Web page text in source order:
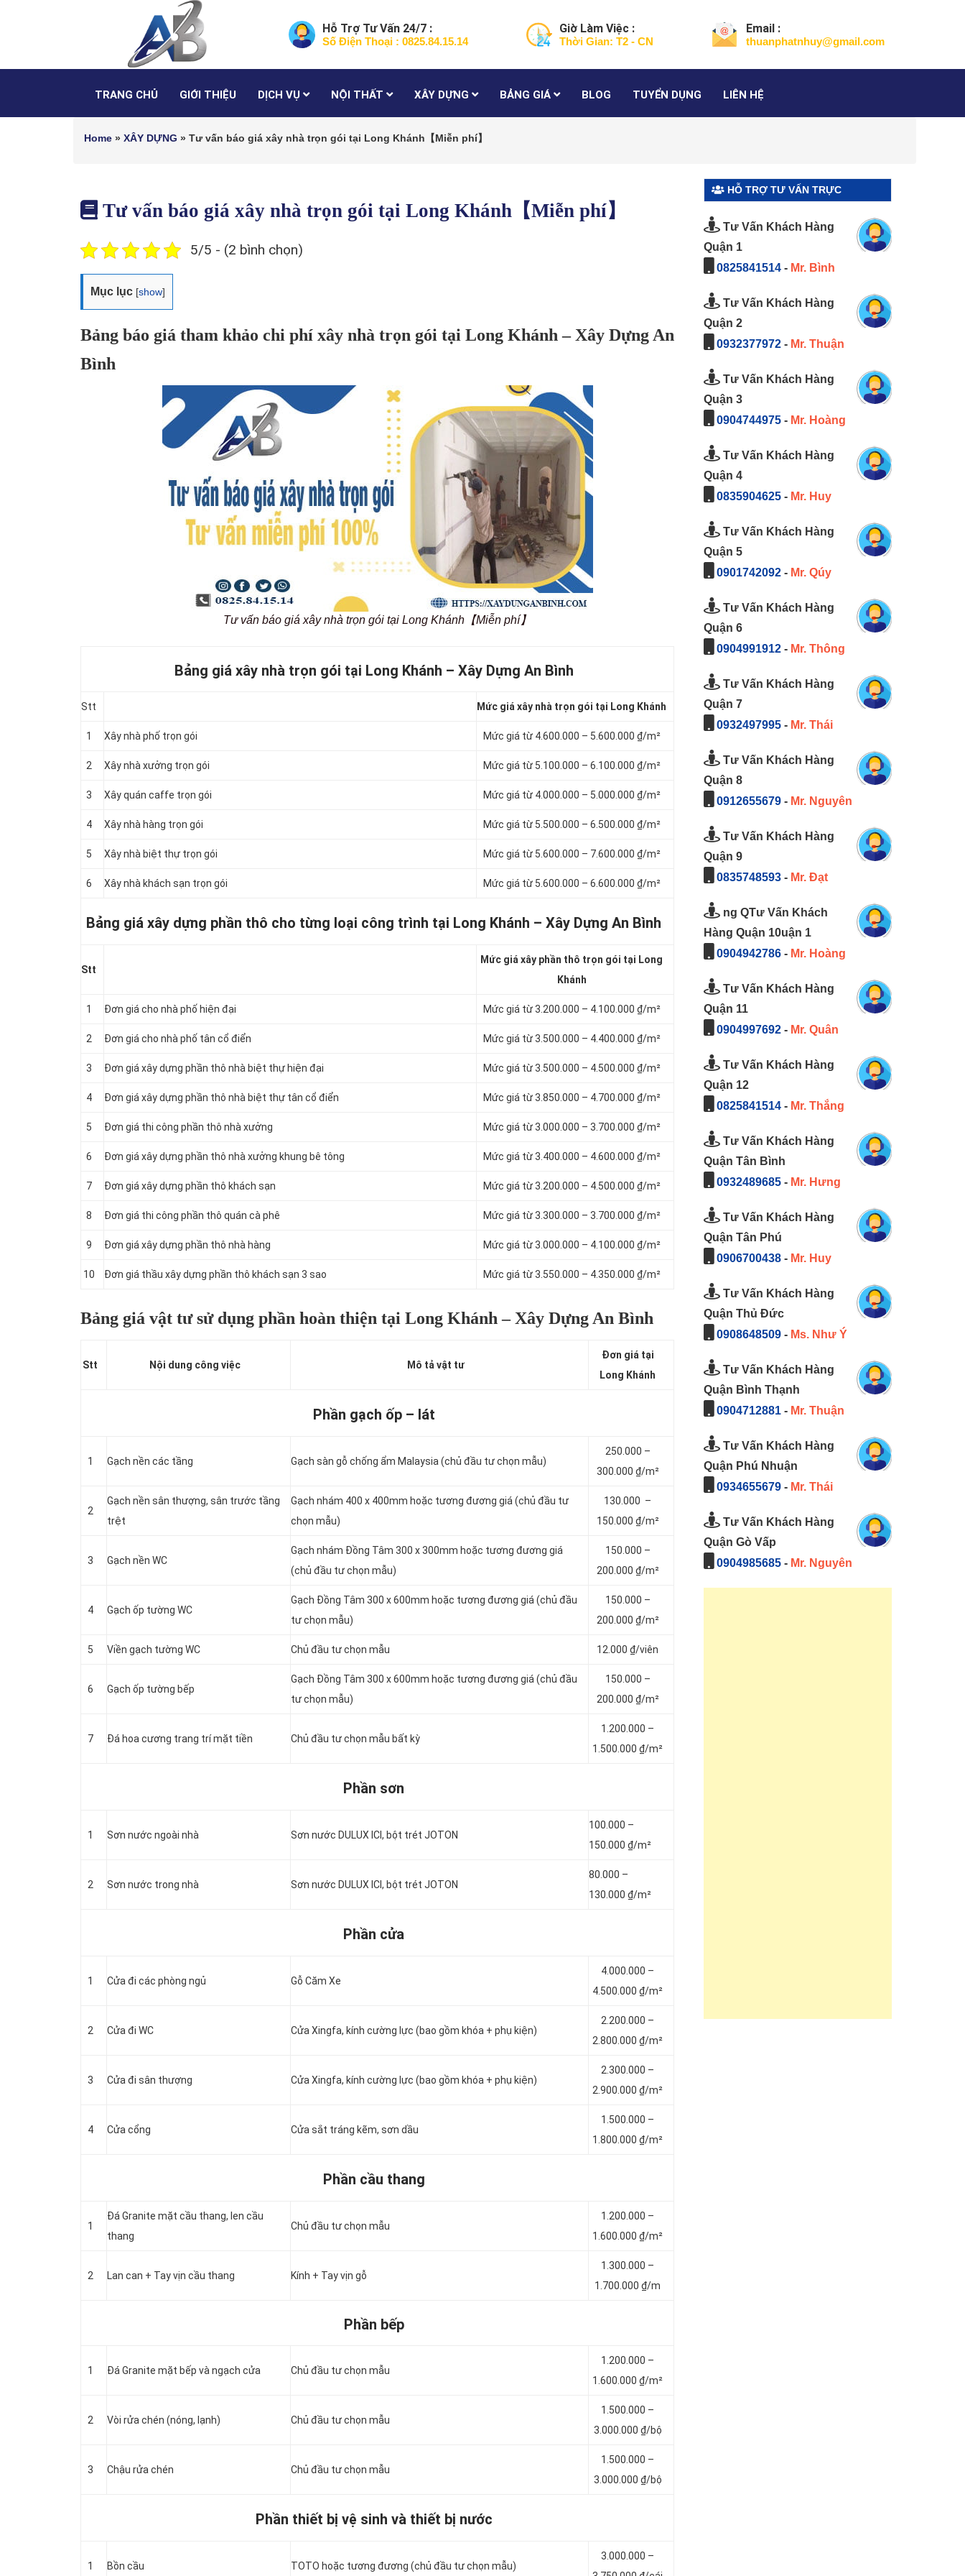
Hỗ Trợ Tư Vấn 24/7 :
Số Điện Thoại : 0825.84.15.14
Giờ Làm Việc :
Thời Gian: T2 - CN
Email :
thuanphatnhuy@gmail.com
TRANG CHỦ GIỚI THIỆU DỊCH VỤ NỘI THẤT XÂY DỰNG BẢNG GIÁ BLOG TUYỂN DỤNG LIÊN HỆ
Home » XÂY DỰNG » Tư vấn báo giá xây nhà trọn gói tại Long Khánh【Miễn phí】
Tư vấn báo giá xây nhà trọn gói tại Long Khánh【Miễn phí】
5/5 - (2 bình chọn)
Mục lục [show]
Bảng báo giá tham khảo chi phí xây nhà trọn gói tại Long Khánh – Xây Dựng An
Bình
Tư vấn báo giá xây nhà trọn gói tại Long Khánh【Miễn phí】
Bảng giá xây nhà trọn gói tại Long Khánh – Xây Dựng An Bình
Stt Mức giá xây nhà trọn gói tại Long Khánh
1 Xây nhà phố trọn gói Mức giá từ 4.600.000 – 5.600.000 ₫/m²
2 Xây nhà xưởng trọn gói Mức giá từ 5.100.000 – 6.100.000 ₫/m²
3 Xây quán caffe trọn gói Mức giá từ 4.000.000 – 5.000.000 ₫/m²
4 Xây nhà hàng trọn gói Mức giá từ 5.500.000 – 6.500.000 ₫/m²
5 Xây nhà biệt thự trọn gói Mức giá từ 5.600.000 – 7.600.000 ₫/m²
6 Xây nhà khách sạn trọn gói Mức giá từ 5.600.000 – 6.600.000 ₫/m²
Bảng giá xây dựng phần thô cho từng loại công trình tại Long Khánh – Xây Dựng An Bình
Stt
Mức giá xây phần thô trọn gói tại Long
Khánh
1 Đơn giá cho nhà phố hiện đại Mức giá từ 3.200.000 – 4.100.000 ₫/m²
2 Đơn giá cho nhà phố tân cổ điển Mức giá từ 3.500.000 – 4.400.000 ₫/m²
3 Đơn giá xây dựng phần thô nhà biệt thự hiện đại Mức giá từ 3.500.000 – 4.500.000 ₫/m²
4 Đơn giá xây dựng phần thô nhà biệt thự tân cổ điển Mức giá từ 3.850.000 – 4.700.000 ₫/m²
5 Đơn giá thi công phần thô nhà xưởng Mức giá từ 3.000.000 – 3.700.000 ₫/m²
6 Đơn giá xây dựng phần thô nhà xưởng khung bê tông Mức giá từ 3.400.000 – 4.600.000 ₫/m²
7 Đơn giá xây dựng phần thô khách sạn Mức giá từ 3.200.000 – 4.500.000 ₫/m²
8 Đơn giá thi công phần thô quán cà phê Mức giá từ 3.300.000 – 3.700.000 ₫/m²
9 Đơn giá xây dựng phần thô nhà hàng Mức giá từ 3.000.000 – 4.100.000 ₫/m²
10 Đơn giá thầu xây dựng phần thô khách sạn 3 sao Mức giá từ 3.550.000 – 4.350.000 ₫/m²
Bảng giá vật tư sử dụng phần hoàn thiện tại Long Khánh – Xây Dựng An Bình
Stt Nội dung công việc Mô tả vật tư
Đơn giá tại
Long Khánh
Phần gạch ốp – lát
1 Gạch nền các tầng Gạch sàn gỗ chống ẩm Malaysia (chủ đầu tư chọn mẫu)
250.000 –
300.000 ₫/m²
2
Gạch nền sân thượng, sân trước tầng
trệt
Gạch nhám 400 x 400mm hoặc tương đương giá (chủ đầu tư
chọn mẫu)
130.000 –
150.000 ₫/m²
3 Gạch nền WC
Gạch nhám Đồng Tâm 300 x 300mm hoặc tương đương giá
(chủ đầu tư chọn mẫu)
150.000 –
200.000 ₫/m²
4 Gạch ốp tường WC
Gạch Đồng Tâm 300 x 600mm hoặc tương đương giá (chủ đầu
tư chọn mẫu)
150.000 –
200.000 ₫/m²
5 Viền gạch tường WC Chủ đầu tư chọn mẫu 12.000 ₫/viên
6 Gạch ốp tường bếp
Gạch Đồng Tâm 300 x 600mm hoặc tương đương giá (chủ đầu
tư chọn mẫu)
150.000 –
200.000 ₫/m²
7 Đá hoa cương trang trí mặt tiền Chủ đầu tư chọn mẫu bất kỳ
1.200.000 –
1.500.000 ₫/m²
Phần sơn
1 Sơn nước ngoài nhà Sơn nước DULUX ICI, bột trét JOTON
100.000 –
150.000 ₫/m²
2 Sơn nước trong nhà Sơn nước DULUX ICI, bột trét JOTON
80.000 –
130.000 ₫/m²
Phần cửa
1 Cửa đi các phòng ngủ Gỗ Căm Xe
4.000.000 –
4.500.000 ₫/m²
2 Cửa đi WC Cửa Xingfa, kính cường lực (bao gồm khóa + phụ kiện)
2.200.000 –
2.800.000 ₫/m²
3 Cửa đi sân thượng Cửa Xingfa, kính cường lực (bao gồm khóa + phụ kiện)
2.300.000 –
2.900.000 ₫/m²
4 Cửa cổng Cửa sắt tráng kẽm, sơn dầu
1.500.000 –
1.800.000 ₫/m²
Phần cầu thang
1
Đá Granite mặt cầu thang, len cầu
thang
Chủ đầu tư chọn mẫu
1.200.000 –
1.600.000 ₫/m²
2 Lan can + Tay vịn cầu thang Kính + Tay vịn gỗ
1.300.000 –
1.700.000 ₫/m
Phần bếp
1 Đá Granite mặt bếp và ngạch cửa Chủ đầu tư chọn mẫu
1.200.000 –
1.600.000 ₫/m²
2 Vòi rửa chén (nóng, lạnh) Chủ đầu tư chọn mẫu
1.500.000 –
3.000.000 ₫/bộ
3 Chậu rửa chén Chủ đầu tư chọn mẫu
1.500.000 –
3.000.000 ₫/bộ
Phần thiết bị vệ sinh và thiết bị nước
1 Bồn cầu TOTO hoặc tương đương (chủ đầu tư chọn mẫu)
3.000.000 –
HỖ TRỢ TƯ VẤN TRỰC
Tư Vấn Khách Hàng
Quận 1
0825841514- Mr. Bình
Tư Vấn Khách Hàng
Quận 2
0932377972- Mr. Thuận
Tư Vấn Khách Hàng
Quận 3
0904744975- Mr. Hoàng
Tư Vấn Khách Hàng
Quận 4
0835904625- Mr. Huy
Tư Vấn Khách Hàng
Quận 5
0901742092- Mr. Qúy
Tư Vấn Khách Hàng
Quận 6
0904991912- Mr. Thông
Tư Vấn Khách Hàng
Quận 7
0932497995- Mr. Thái
Tư Vấn Khách Hàng
Quận 8
0912655679- Mr. Nguyên
Tư Vấn Khách Hàng
Quận 9
0835748593- Mr. Đạt
ng QTư Vấn Khách
Hàng Quận 10uận 1
0904942786- Mr. Hoàng
Tư Vấn Khách Hàng
Quận 11
0904997692- Mr. Quân
Tư Vấn Khách Hàng
Quận 12
0825841514- Mr. Thắng
Tư Vấn Khách Hàng
Quận Tân Bình
0932489685- Mr. Hưng
Tư Vấn Khách Hàng
Quận Tân Phú
0906700438- Mr. Huy
Tư Vấn Khách Hàng
Quận Thủ Đức
0908648509- Ms. Như Ý
Tư Vấn Khách Hàng
Quận Bình Thạnh
0904712881- Mr. Thuận
Tư Vấn Khách Hàng
Quận Phú Nhuận
0934655679- Mr. Thái
Tư Vấn Khách Hàng
Quận Gò Vấp
0904985685- Mr. Nguyên